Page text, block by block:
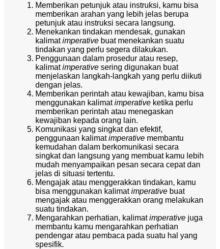
Memberikan petunjuk atau instruksi, kamu bisa
memberikan arahan yang lebih jelas berupa
petunjuk atau instruksi secara langsung.
Menekankan tindakan mendesak, gunakan
kalimatimperative buat menekankan suatu
tindakan yang perlu segera dilakukan.
Penggunaan dalam prosedur atau resep,
kalimatimperative sering digunakan buat
menjelaskan langkah-langkah yang perlu diikuti
dengan jelas.
Memberikan perintah atau kewajiban, kamu bisa
menggunakan kalimatimperative ketika perlu
memberikan perintah atau menegaskan
kewajiban kepada orang lain.
Komunikasi yang singkat dan efektif,
penggunaan kalimatimperative membantu
kemudahan dalam berkomunikasi secara
singkat dan langsung yang membuat kamu lebih
mudah menyampaikan pesan secara cepat dan
jelas di situasi tertentu.
Mengajak atau menggerakkan tindakan, kamu
bisa menggunakan kalimatimperative buat
mengajak atau menggerakkan orang melakukan
suatu tindakan.
Mengarahkan perhatian, kalimatimperative juga
membantu kamu mengarahkan perhatian
pendengar atau pembaca pada suatu hal yang
spesifik.